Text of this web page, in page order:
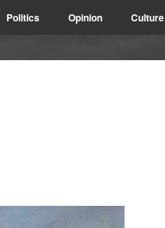
Politics Opinion Culture